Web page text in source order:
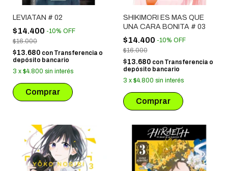
LEVIATAN # 02
$14.400 -10% OFF
$16.000
$13.680 con Transferencia o
depósito bancario
3 x $4.800 sin interés
SHIKIMORI ES MAS QUE
UNA CARA BONITA # 03
$14.400 -10% OFF
$16.000
$13.680 con Transferencia o
depósito bancario
3 x $4.800 sin interés